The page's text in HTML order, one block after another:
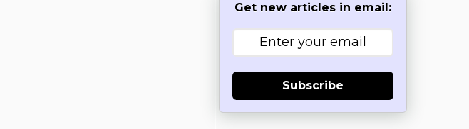
Get new articles in email:
Subscribe